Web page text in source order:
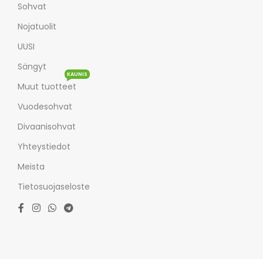
Sohvat
Nojatuolit
UUSI
Sängyt
Muut tuotteet
KAUNIS
Vuodesohvat
Divaanisohvat
Yhteystiedot
Meista
Tietosuojaseloste